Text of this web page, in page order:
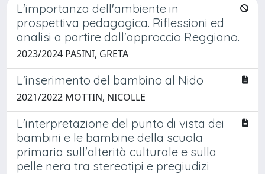
L'importanza dell'ambiente in
prospettiva pedagogica. Riflessioni ed
analisi a partire dall'approccio Reggiano.
2023/2024 PASINI, GRETA
L'inserimento del bambino al Nido
2021/2022 MOTTIN, NICOLLE
L'interpretazione del punto di vista dei
bambini e le bambine della scuola
primaria sull'alterità culturale e sulla
pelle nera tra stereotipi e pregiudizi